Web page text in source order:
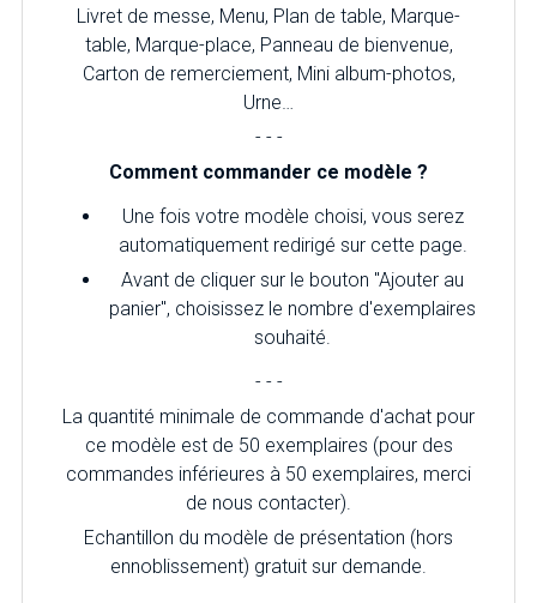
Livret de messe, Menu, Plan de table, Marque-
table, Marque-place, Panneau de bienvenue,
Carton de remerciement, Mini album-photos,
Urne…
- - -
Comment commander ce modèle ?
Une fois votre modèle choisi, vous serez
automatiquement redirigé sur cette page.
Avant de cliquer sur le bouton "Ajouter au
panier", choisissez le nombre d'exemplaires
souhaité.
- - -
La quantité minimale de commande d'achat pour
ce modèle est de 50 exemplaires (pour des
commandes inférieures à 50 exemplaires, merci
de nous contacter).
Echantillon du modèle de présentation (hors
ennoblissement) gratuit sur demande.